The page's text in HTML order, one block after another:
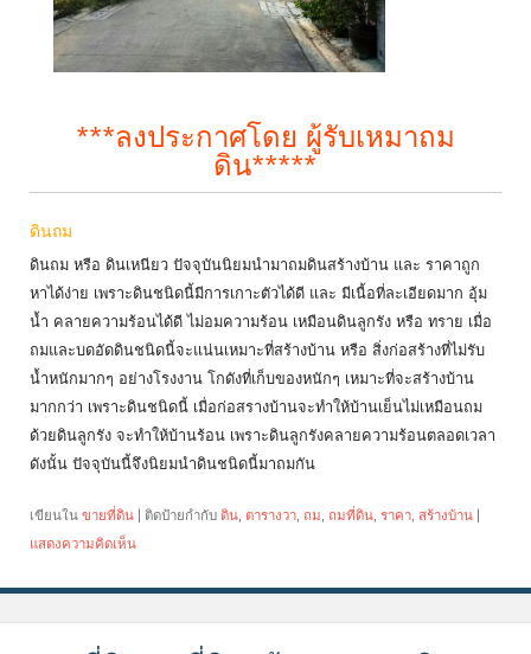
***ลงประกาศโดย ผู้รับเหมาถม
ดิน*****
ดินถม
ดินถม หรือ ดินเหนียว ปัจจุบันนิยมนำมาถมดินสร้างบ้าน และ ราคาถูก
หาได้ง่าย เพราะดินชนิดนี้มีการเกาะตัวได้ดี และ มีเนื้อที่ละเอียดมาก อุ้ม
น้ำ คลายความร้อนได้ดี ไม่อมความร้อน เหมือนดินลูกรัง หรือ ทราย เมื่อ
ถมและบดอัดดินชนิดนี้จะแน่นเหมาะที่สร้างบ้าน หรือ สิ่งก่อสร้างที่ไม่รับ
น้ำหนักมากๆ อย่างโรงงาน โกดังที่เก็บของหนักๆ เหมาะที่จะสร้างบ้าน
มากกว่า เพราะดินชนิดนี้ เมื่อก่อสรางบ้านจะทำให้บ้านเย็นไม่เหมือนถม
ด้วยดินลูกรัง จะทำให้บ้านร้อน เพราะดินลูกรังคลายความร้อนตลอดเวลา
ดังนั้น ปัจจุบันนี้จึงนิยมนำดินชนิดนี้มาถมกัน
เขียนใน ขายที่ดิน ติดป้ายกำกับ ดิน, ตารางวา, ถม, ถมที่ดิน, ราคา, สร้างบ้าน
แสดงความคิดเห็น